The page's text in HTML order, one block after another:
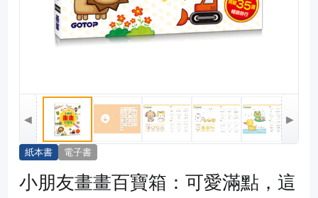
◀ ▶
紙本書 電子書
小朋友畫畫百寶箱：可愛滿點，這